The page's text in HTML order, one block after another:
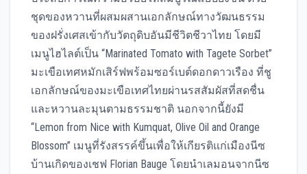
ชุดของหวานที่ผสมผสานเอกลักษณ์ทางวัฒนธรรม
ของฝรั่งเศสเข้ากับวัตถุดิบอันมีชีวิตชีวาไทย โดยมี
เมนูไฮไลต์เป็น “Marinated Tomato with Tagete Sorbet”
มะเขือเทศหมักเสิร์ฟพร้อมซอร์เบต์ดอกดาวเรือง ที่ชู
เอกลักษณ์ของมะเขือเทศไทยผ่านรสสัมผัสที่สดชื่น
และหวานละมุนตามธรรมชาติ นอกจากนี้ยังมี
“Lemon from Nice with Kumquat, Olive Oil and Orange
Blossom” เมนูที่รังสรรค์ขึ้นเพื่อให้เกียรติแก่เมืองนีซ
บ้านเกิดของเชฟ Florian Bauge โดยนำเลมอนจากนีซ